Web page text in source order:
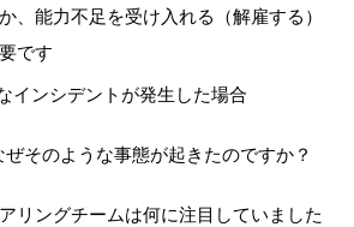
、能力不足を受け入れる（解雇する）
です
インシデントが発生した場合
そのような事態が起きたのですか？
リングチームは何に注目していました